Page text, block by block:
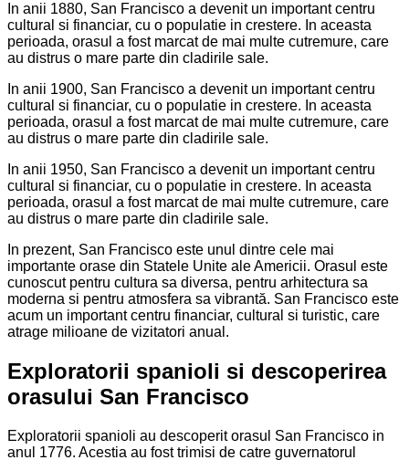
In anii 1880, San Francisco a devenit un important centru
cultural si financiar, cu o populatie in crestere. In aceasta
perioada, orasul a fost marcat de mai multe cutremure, care
au distrus o mare parte din cladirile sale.
In anii 1900, San Francisco a devenit un important centru
cultural si financiar, cu o populatie in crestere. In aceasta
perioada, orasul a fost marcat de mai multe cutremure, care
au distrus o mare parte din cladirile sale.
In anii 1950, San Francisco a devenit un important centru
cultural si financiar, cu o populatie in crestere. In aceasta
perioada, orasul a fost marcat de mai multe cutremure, care
au distrus o mare parte din cladirile sale.
In prezent, San Francisco este unul dintre cele mai
importante orase din Statele Unite ale Americii. Orasul este
cunoscut pentru cultura sa diversa, pentru arhitectura sa
moderna si pentru atmosfera sa vibrantă. San Francisco este
acum un important centru financiar, cultural si turistic, care
atrage milioane de vizitatori anual.
Exploratorii spanioli si descoperirea
orasului San Francisco
Exploratorii spanioli au descoperit orasul San Francisco in
anul 1776. Acestia au fost trimisi de catre guvernatorul